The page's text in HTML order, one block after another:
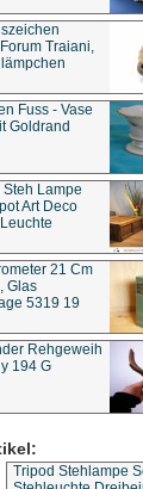
Traiani,
Fuss - Vase
Goldrand
Lampe
Art Deco
21 Cm
Glas
5319 19
Rehgeweih
194 G
Tripod Stehlampe